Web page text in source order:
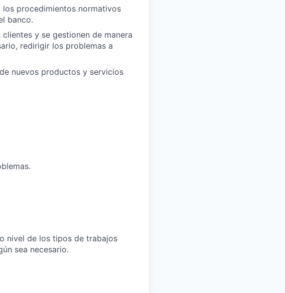
procedimientos normativos
banco.
y se gestionen de manera
redirigir los problemas a
nuevos productos y servicios
nivel de los tipos de trabajos
sea necesario.